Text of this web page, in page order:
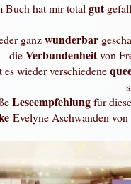
Buch hat mir totalgut
ganzwunderbar
dieVerbundenheitvon
wieder verschiedene
Leseempfehlungfür
Evelyne Aschwanden